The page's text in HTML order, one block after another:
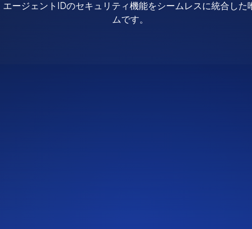
ージェントIDのセキュリティ機能をシームレスに統合した
ムです。